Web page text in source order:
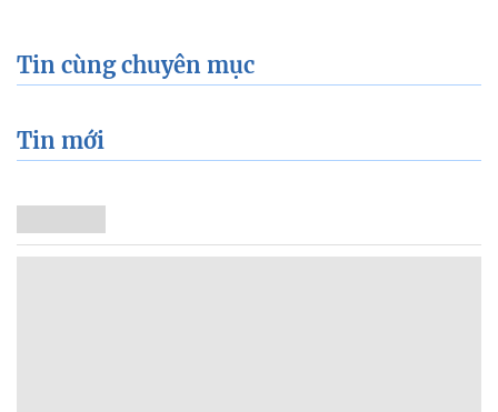
Tin cùng chuyên mục
Tin mới